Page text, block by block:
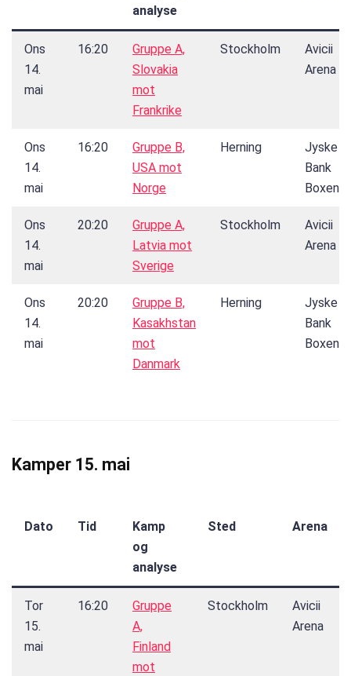
analyse
Ons
14.
mai
16:20
Gruppe A,
Slovakia
mot
Frankrike
Stockholm
Avicii
Arena
Ons
14.
mai
16:20
Gruppe B,
USA mot
Norge
Herning
Jyske
Bank
Boxen
Ons
14.
mai
20:20
Gruppe A,
Latvia mot
Sverige
Stockholm
Avicii
Arena
Ons
14.
mai
20:20
Gruppe B,
Kasakhstan
mot
Danmark
Herning
Jyske
Bank
Boxen
Kamper 15. mai
Dato Tid
Kamp
og
analyse
Sted Arena
Tor
15.
mai
16:20
Gruppe
A,
Finland
mot
Stockholm
Avicii
Arena